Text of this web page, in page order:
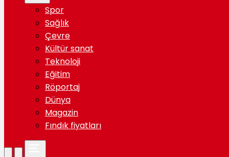
Spor
Sağlık
Çevre
Kültür sanat
Teknoloji
Eğitim
Röportaj
Dünya
Magazin
Fındık fiyatları